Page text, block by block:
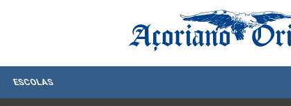
ESCOLAS